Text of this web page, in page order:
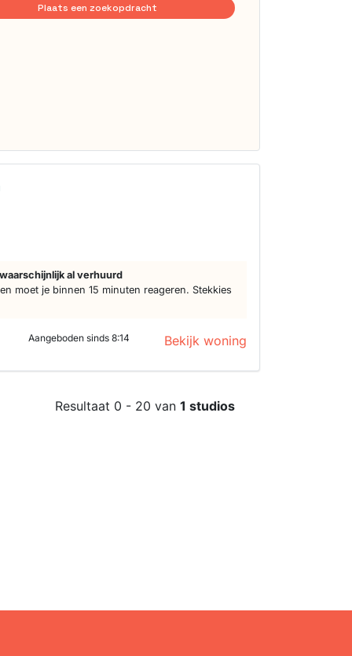
Plaats een zoekopdracht
al verhuurd
moet je binnen 15 minuten reageren. Stekkies
Aangeboden sinds 8:14 Bekijk woning
Resultaat 0 - 20 van 1 studios